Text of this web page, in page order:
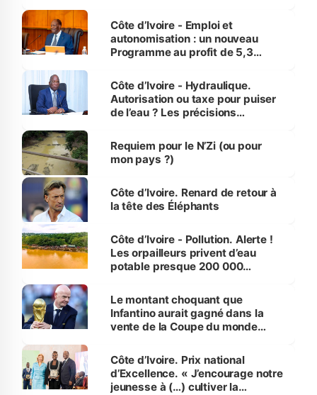
et Yamoussoukro
Côte d’Ivoire - Emploi et
autonomisation : un nouveau
Programme au profit de 5,3
Côte d’Ivoire - Hydraulique.
Autorisation ou taxe pour puiser
de l’eau ? Les précisions
Requiem pour le N’Zi (ou pour
mon pays ?)
Côte d’Ivoire. Renard de retour à
la tête des Éléphants
Côte d’Ivoire - Pollution. Alerte !
Les orpailleurs privent d’eau
potable presque 200 000
Le montant choquant que
Infantino aurait gagné dans la
vente de la Coupe du monde
Côte d’Ivoire. Prix national
d’Excellence. « J’encourage notre
jeunesse à (…) cultiver la